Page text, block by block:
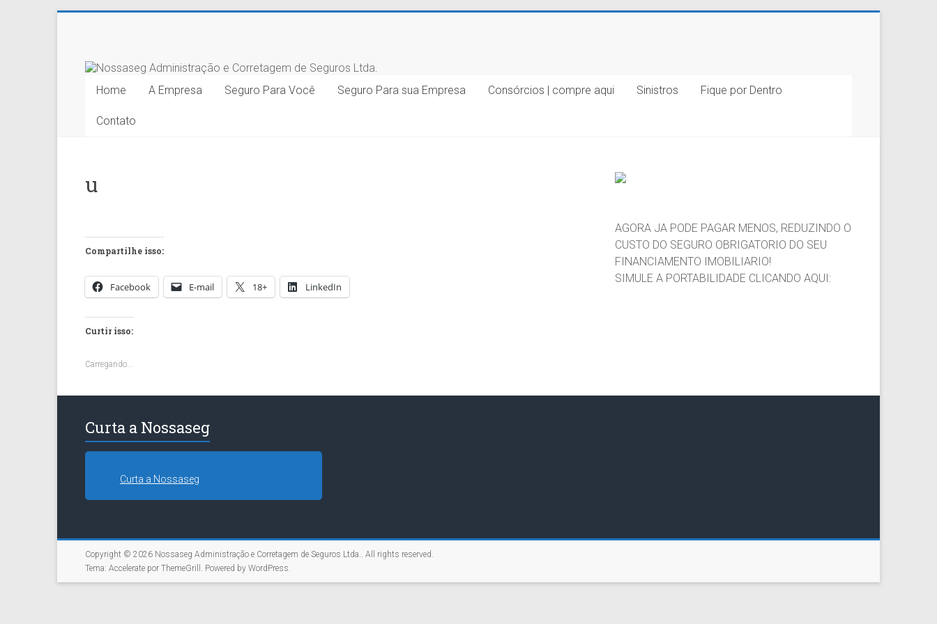
Nossaseg
Administração
Corretagem
Seguros
Home A Empresa Seguro Para Você Seguro Para sua Empresa Consórcios | compre aqui Sinistros Fique por Dentro
Contato
u
Compartilhe isso:
Facebook E-mail 18+ LinkedIn
Curtir isso:
Carregando...
AGORA JA PODE PAGAR MENOS, REDUZINDO O
CUSTO DO SEGURO OBRIGATORIO DO SEU
FINANCIAMENTO IMOBILIARIO!
SIMULE A PORTABILIDADE CLICANDO AQUI:
Curta a Nossaseg
Curta a Nossaseg
Copyright © 2026 Nossaseg Administração e Corretagem de Seguros Ltda.. All rights reserved.
Tema: Accelerate por ThemeGrill. Powered by WordPress.